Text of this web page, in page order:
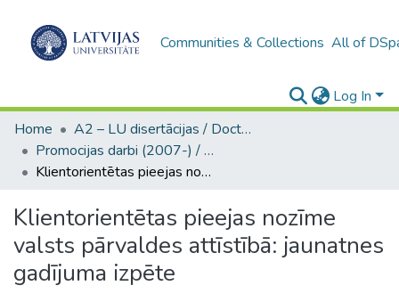
Communities & Collections All of
Log In
Home
A2 – LU disertācijas / Doctoral theses UL
Promocijas darbi (2007-) / Theses PhD
Klientorientētas pieejas nozīme valsts pārvaldes attīstībā: jaunatnes gadījuma izpēte
Klientorientētas pieejas nozīme
valsts pārvaldes attīstībā: jaunatnes
gadījuma izpēte